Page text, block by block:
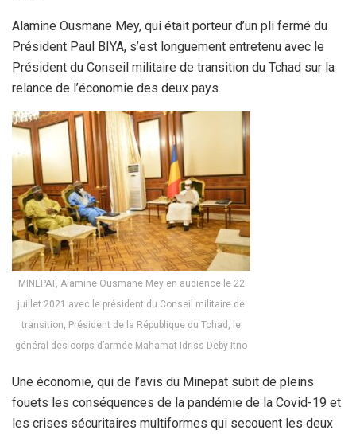
Alamine Ousmane Mey, qui était porteur d’un pli fermé du
Président Paul BIYA, s’est longuement entretenu avec le
Président du Conseil militaire de transition du Tchad sur la
relance de l’économie des deux pays.
MINEPAT, Alamine Ousmane Mey en audience le 22
juillet 2021 avec le président du Conseil militaire de
transition, Président de la République du Tchad, le
général des corps d’armée Mahamat Idriss Deby Itno
Une économie, qui de l’avis du Minepat subit de pleins
fouets les conséquences de la pandémie de la Covid-19 et
les crises sécuritaires multiformes qui secouent les deux